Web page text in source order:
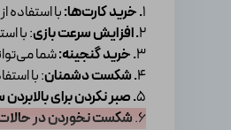
1. خرید کارت‌ها:با
2. افزایش سرعت بازی: با
3. خرید گنجینه:شما
4. شکست دشمنان: با
5. صبر نکردن برای
6. شکست نخوردن در